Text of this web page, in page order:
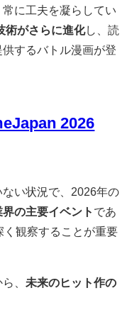
に工夫を凝らしてい
術がさらに進化し、読
供するバトル漫画が登
2026
い状況で、2026年の
界の主要イベント であ
く観察することが重要
、 未来のヒット作の